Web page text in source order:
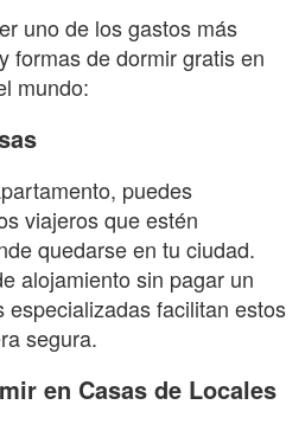
uno de los gastos más
formas de dormir gratis en
mundo:
puedes
viajeros que estén
quedarse en tu ciudad.
alojamiento sin pagar un
especializadas facilitan estos
segura.
en Casas de Locales